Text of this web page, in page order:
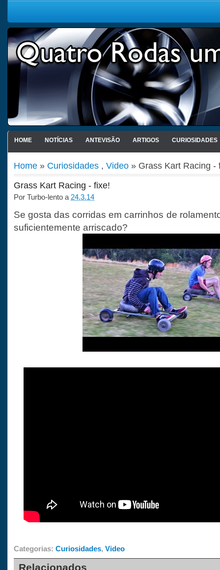
HOME NOTÍCIAS ANTEVISÃO ARTIGOS CURIOSIDADES
Home » Curiosidades , Video » Grass Kart Racing -
Grass Kart Racing - fixe!
Por Turbo-lento a 24.3.14
Se gosta das corridas em carrinhos de
suficientemente arriscado?
Categorias: Curiosidades, Video
Relacionados